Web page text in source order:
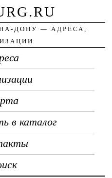
ДОНУ — АДРЕСА,
в каталог